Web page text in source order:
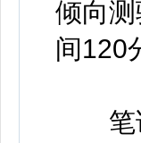
倾向
间120
笔试